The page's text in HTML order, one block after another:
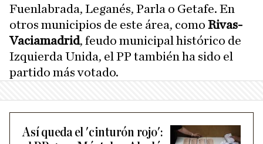
Fuenlabrada, Leganés, Parla o Getafe. En
otros municipios de este área, como Rivas-
Vaciamadrid, feudo municipal histórico de
Izquierda Unida, el PP también ha sido el
partido más votado.
Así queda el 'cinturón rojo':